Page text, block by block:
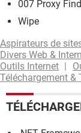
007 Proxy
Wipe
Aspirateurs de
Divers Web &
Outils Internet
Téléchargement &